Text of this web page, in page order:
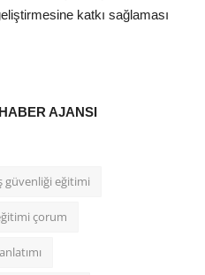
katkı sağlaması
AJANSI
güvenliği eğitimi
çorum